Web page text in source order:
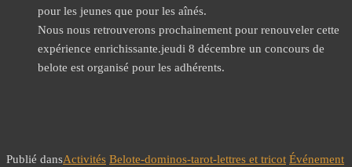
pour les jeunes que pour les aînés.
Nous nous retrouverons prochainement pour renouveler cette
expérience enrichissante.jeudi 8 décembre un concours de
belote est organisé pour les adhérents.
Publié dansActivités Belote-dominos-tarot-lettres et tricot Événement